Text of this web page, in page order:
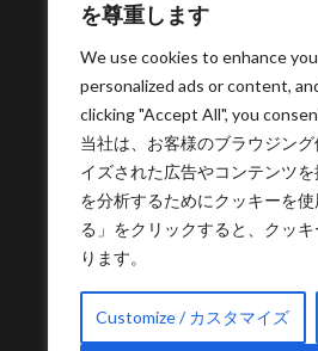
を尊重します
We use cookies to enhance
personalized ads or content,
clicking "Accept All", you
当社は、お客様のブラウジン
イズされた広告やコンテンツ
を分析するためにクッキーを
る」をクリックすると、クッ
ります。
Customize / カスタマイズ